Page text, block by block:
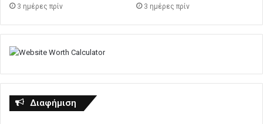
3 ημέρες πρίν 3 ημέρες πρίν
Διαφήμιση